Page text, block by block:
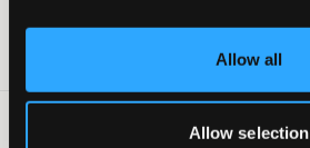
Allow all
Allow selection